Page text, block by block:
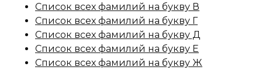
Список всех фамилий на букву В
Список всех фамилий на букву Г
Список всех фамилий на букву Д
Список всех фамилий на букву Е
Список всех фамилий на букву Ж